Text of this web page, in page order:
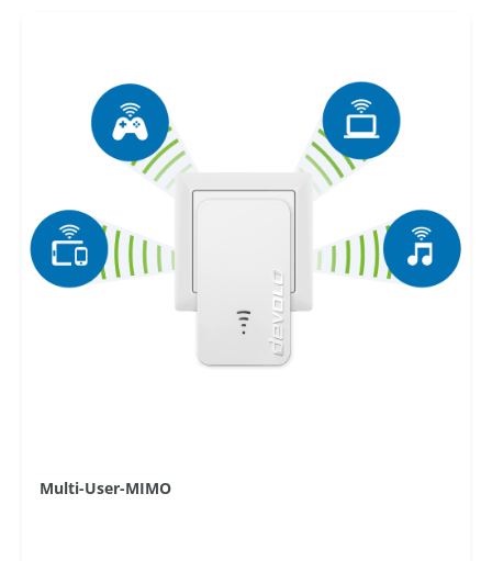
Multi-User-MIMO